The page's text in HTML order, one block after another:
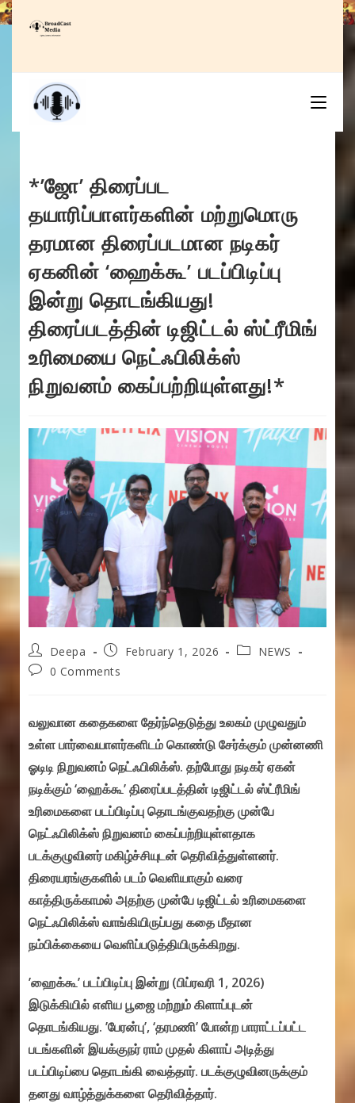
Skip
to
*’ஜோ’ திரைப்பட
தயாரிப்பாளர்களின் மற்றுமொரு
தரமான திரைப்படமான நடிகர்
ஏகனின் ‘ஹைக்கூ’ படப்பிடிப்பு
இன்று தொடங்கியது!
திரைப்படத்தின் டிஜிட்டல் ஸ்ட்ரீமிங்
உரிமையை நெட்ஃபிலிக்ஸ்
நிறுவனம் கைப்பற்றியுள்ளது!*
Post
author:
Deepa
Post
published:
February 1, 2026
PostNEWS
Post0 Comments
வலுவான கதைகளை தேர்ந்தெடுத்து உலகம் முழுவதும்
உள்ள பார்வையாளர்களிடம் கொண்டு சேர்க்கும் முன்னணி
ஓடிடி நிறுவனம் நெட்ஃபிலிக்ஸ். தற்போது நடிகர் ஏகன்
நடிக்கும் ‘ஹைக்கூ’ திரைப்படத்தின் டிஜிட்டல் ஸ்ட்ரீமிங்
உரிமைகளை படப்பிடிப்பு தொடங்குவதற்கு முன்பே
நெட்ஃபிலிக்ஸ் நிறுவனம் கைப்பற்றியுள்ளதாக
படக்குழுவினர் மகிழ்ச்சியுடன் தெரிவித்துள்ளனர்.
திரையரங்குகளில் படம் வெளியாகும் வரை
காத்திருக்காமல் அதற்கு முன்பே டிஜிட்டல் உரிமைகளை
நெட்ஃபிலிக்ஸ் வாங்கியிருப்பது கதை மீதான
நம்பிக்கையை வெளிப்படுத்தியிருக்கிறது.
’ஹைக்கூ’ படப்பிடிப்பு இன்று (பிப்ரவரி 1, 2026)
இடுக்கியில் எளிய பூஜை மற்றும் கிளாப்புடன்
தொடங்கியது. ’பேரன்பு’, ‘தரமணி’ போன்ற பாராட்டப்பட்ட
படங்களின் இயக்குநர் ராம் முதல் கிளாப் அடித்து
படப்பிடிப்பை தொடங்கி வைத்தார். படக்குழுவினருக்கும்
தனது வாழ்த்துக்களை தெரிவித்தார்.